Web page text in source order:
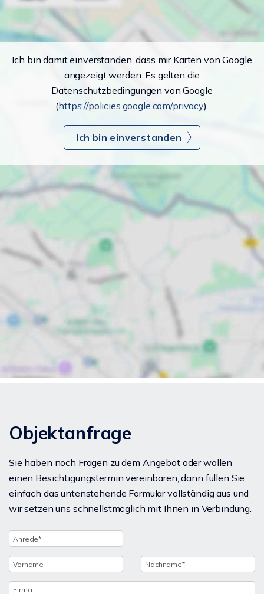
Ich bin damit einverstanden, dass mir Karten von Google
angezeigt werden. Es gelten die
Datenschutzbedingungen von Google
(https://policies.google.com/privacy).
Ich bin einverstanden
Objektanfrage
Sie haben noch Fragen zu dem Angebot oder wollen
einen Besichtigungstermin vereinbaren, dann füllen Sie
einfach das untenstehende Formular vollständig aus und
wir setzen uns schnellstmöglich mit Ihnen in Verbindung.